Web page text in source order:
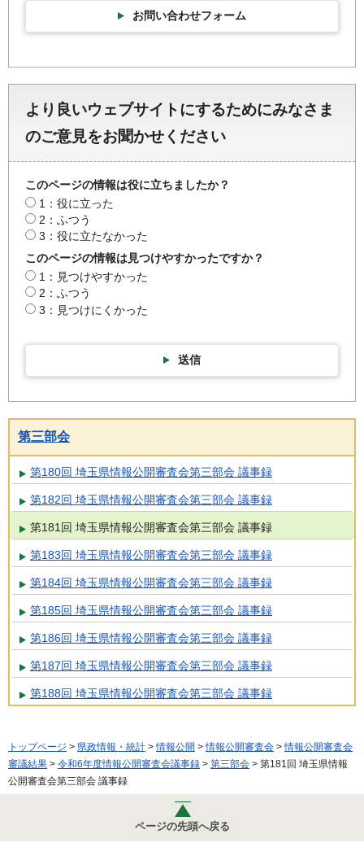
お問い合わせフォーム
より良いウェブサイトにするためにみなさま
のご意見をお聞かせください
このページの情報は役に立ちましたか？
1：役に立った
2：ふつう
3：役に立たなかった
このページの情報は見つけやすかったですか？
1：見つけやすかった
2：ふつう
3：見つけにくかった
送信
第三部会
第180回 埼玉県情報公開審査会第三部会 議事録
第182回 埼玉県情報公開審査会第三部会 議事録
第181回 埼玉県情報公開審査会第三部会 議事録
第183回 埼玉県情報公開審査会第三部会 議事録
第184回 埼玉県情報公開審査会第三部会 議事録
第185回 埼玉県情報公開審査会第三部会 議事録
第186回 埼玉県情報公開審査会第三部会 議事録
第187回 埼玉県情報公開審査会第三部会 議事録
第188回 埼玉県情報公開審査会第三部会 議事録
トップページ > 県政情報・統計 >情報公開 >情報公開審査会 >情報公開審査会
審議結果 > 令和6年度情報公開審査会議事録 > 第三部会 > 第181回 埼玉県情報
公開審査会第三部会 議事録
ページの先頭へ戻る